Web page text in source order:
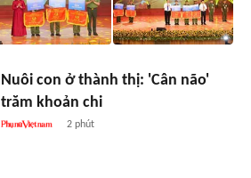
Nuôi con ở thành thị: 'Cân não'
trăm khoản chi
2 phút